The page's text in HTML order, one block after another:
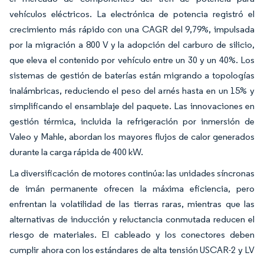
vehículos eléctricos. La electrónica de potencia registró el
crecimiento más rápido con una CAGR del 9,79%, impulsada
por la migración a 800 V y la adopción del carburo de silicio,
que eleva el contenido por vehículo entre un 30 y un 40%. Los
sistemas de gestión de baterías están migrando a topologías
inalámbricas, reduciendo el peso del arnés hasta en un 15% y
simplificando el ensamblaje del paquete. Las innovaciones en
gestión térmica, incluida la refrigeración por inmersión de
Valeo y Mahle, abordan los mayores flujos de calor generados
durante la carga rápida de 400 kW.
La diversificación de motores continúa: las unidades síncronas
de imán permanente ofrecen la máxima eficiencia, pero
enfrentan la volatilidad de las tierras raras, mientras que las
alternativas de inducción y reluctancia conmutada reducen el
riesgo de materiales. El cableado y los conectores deben
cumplir ahora con los estándares de alta tensión USCAR-2 y LV